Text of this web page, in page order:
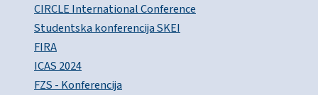
CIRCLE International Conference
Studentska konferencija SKEI
FIRA
ICAS 2024
FZS - Konferencija